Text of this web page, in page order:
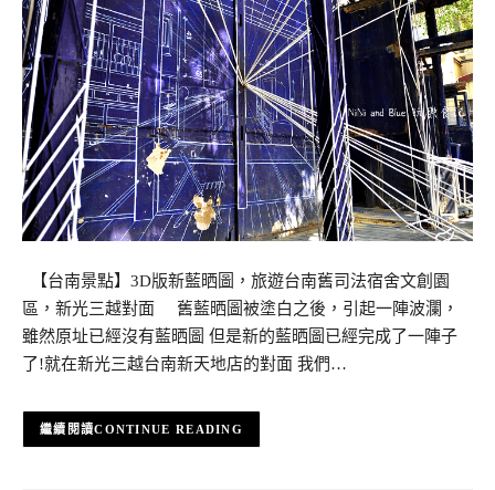
【台南景點】3D版新藍晒圖，旅遊台南舊司法宿舍文創園
區，新光三越對面 舊藍晒圖被塗白之後，引起一陣波瀾，
雖然原址已經沒有藍晒圖 但是新的藍晒圖已經完成了一陣子
了!就在新光三越台南新天地店的對面 我們…
CONTINUE READING